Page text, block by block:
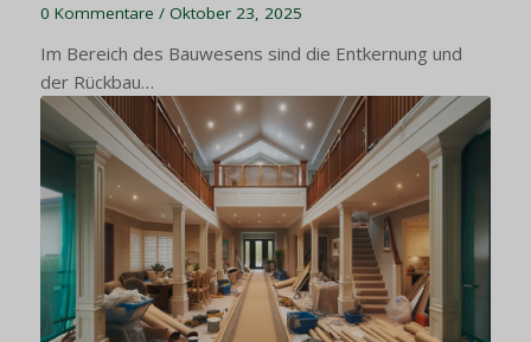
0 Kommentare / Oktober 23, 2025
Im Bereich des Bauwesens sind die Entkernung und
der Rückbau…